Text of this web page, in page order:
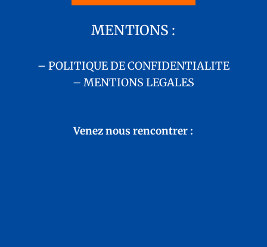
MENTIONS :
– POLITIQUE DE CONFIDENTIALITE
– MENTIONS LEGALES
Venez nous rencontrer :